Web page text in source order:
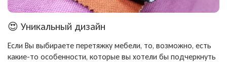
😍 Уникальный дизайн
Если Вы выбираете перетяжку мебели, то, возможно, есть
какие-то особенности, которые вы хотели бы подчеркнуть